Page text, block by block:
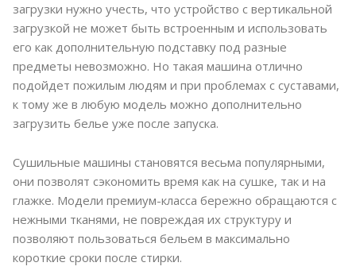
загрузки нужно учесть, что устройство с вертикальной
загрузкой не может быть встроенным и использовать
его как дополнительную подставку под разные
предметы невозможно. Но такая машина отлично
подойдет пожилым людям и при проблемах с суставами,
к тому же в любую модель можно дополнительно
загрузить белье уже после запуска.
Сушильные машины становятся весьма популярными,
они позволят сэкономить время как на сушке, так и на
глажке. Модели премиум-класса бережно обращаются с
нежными тканями, не повреждая их структуру и
позволяют пользоваться бельем в максимально
короткие сроки после стирки.